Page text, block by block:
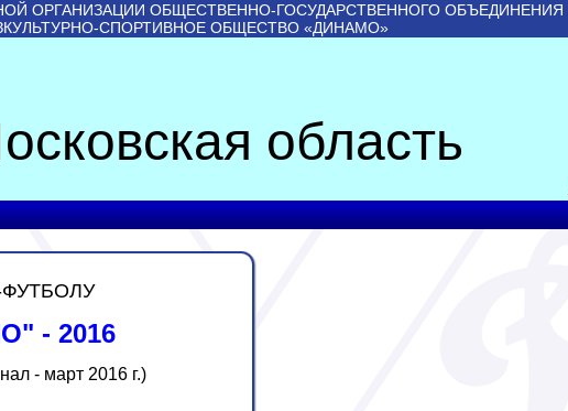
ОРГАНИЗАЦИИ ОБЩЕСТВЕННО-ГОСУДАРСТВЕННОГО ОБЪЕДИНЕНИЯ
СПОРТИВНОЕ ОБЩЕСТВО «ДИНАМО»
область
- 2016
- март 2016 г.)